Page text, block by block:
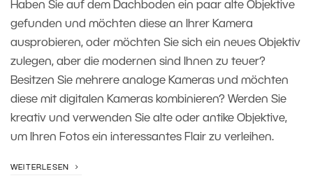
Haben Sie auf dem Dachboden ein paar alte Objektive
gefunden und möchten diese an Ihrer Kamera
ausprobieren, oder möchten Sie sich ein neues Objektiv
zulegen, aber die modernen sind Ihnen zu teuer?
Besitzen Sie mehrere analoge Kameras und möchten
diese mit digitalen Kameras kombinieren? Werden Sie
kreativ und verwenden Sie alte oder antike Objektive,
um Ihren Fotos ein interessantes Flair zu verleihen.
WEITERLESEN